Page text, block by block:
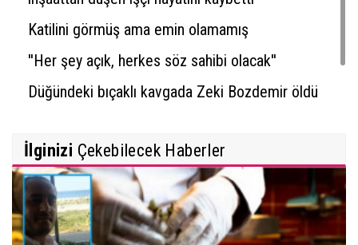
Katilini görmüş ama emin olamamış
''Her şey açık, herkes söz sahibi olacak''
Düğündeki bıçaklı kavgada Zeki Bozdemir öldü
İlginizi Çekebilecek Haberler